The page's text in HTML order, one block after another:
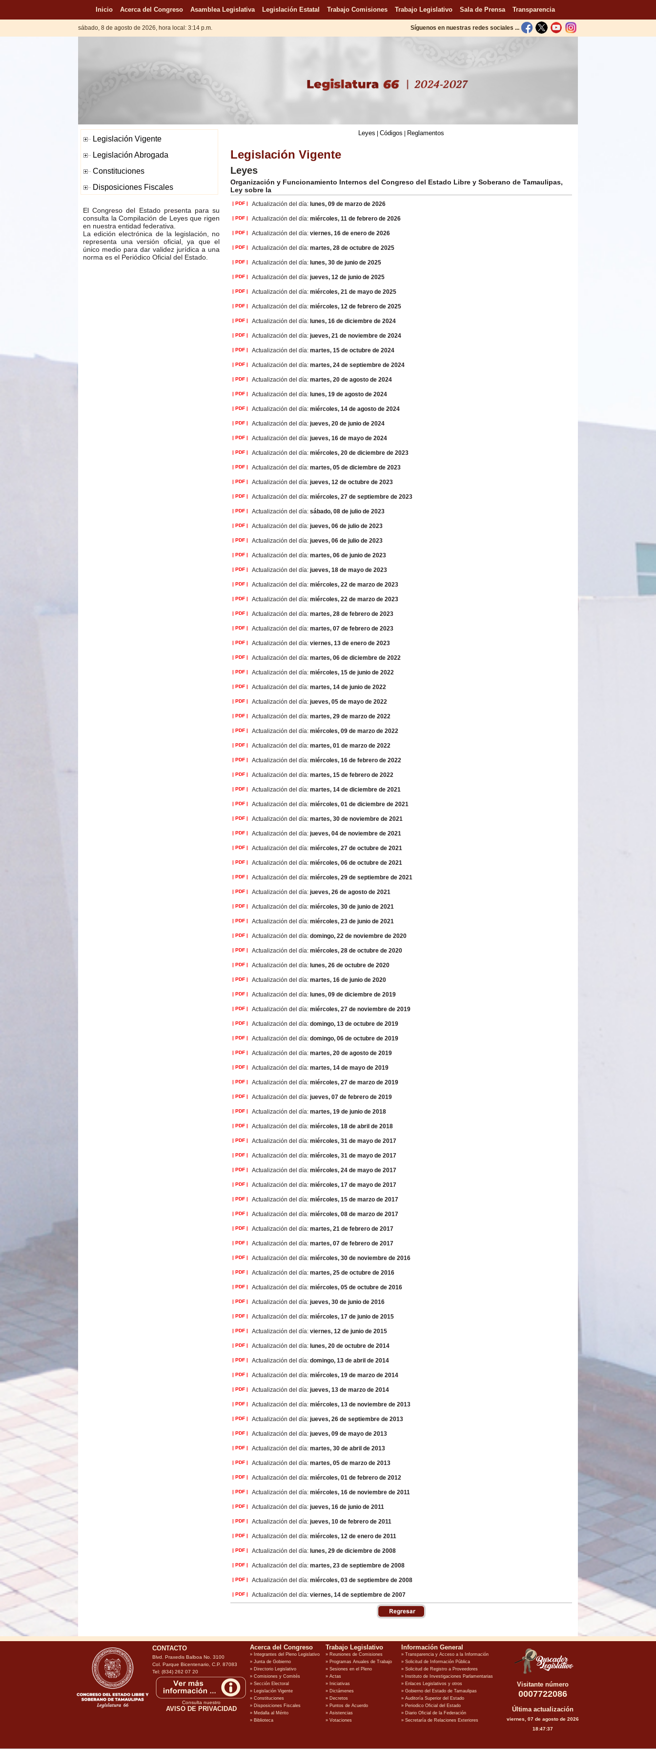
Inicio Acerca del Congreso Asamblea Legislativa Legislación Estatal Trabajo Comisiones Trabajo Legislativo Sala de Prensa Transparencia
sábado, 8 de agosto de 2026, hora local: 3:14 p.m. Síguenos en nuestras redes sociales ...
El Congreso del Estado presenta para su
consulta la Compilación de Leyes que rigen
en nuestra entidad federativa.
La edición electrónica de la legislación, no
representa una versión oficial, ya que el
único medio para dar validez jurídica a una
norma es el Periódico Oficial del Estado.
Leyes Códigos Reglamentos
Legislación Vigente
Leyes
Organización y Funcionamiento Internos del Congreso del Estado Libre y Soberano de Tamaulipas,
Ley sobre la
| PDF | Actualización del día: lunes, 09 de marzo de 2026
| PDF | Actualización del día: miércoles, 11 de febrero de 2026
| PDF | Actualización del día: viernes, 16 de enero de 2026
| PDF | Actualización del día: martes, 28 de octubre de 2025
| PDF | Actualización del día: lunes, 30 de junio de 2025
| PDF | Actualización del día: jueves, 12 de junio de 2025
| PDF | Actualización del día: miércoles, 21 de mayo de 2025
| PDF | Actualización del día: miércoles, 12 de febrero de 2025
| PDF | Actualización del día: lunes, 16 de diciembre de 2024
| PDF | Actualización del día: jueves, 21 de noviembre de 2024
| PDF | Actualización del día: martes, 15 de octubre de 2024
| PDF | Actualización del día: martes, 24 de septiembre de 2024
| PDF | Actualización del día: martes, 20 de agosto de 2024
| PDF | Actualización del día: lunes, 19 de agosto de 2024
| PDF | Actualización del día: miércoles, 14 de agosto de 2024
| PDF | Actualización del día: jueves, 20 de junio de 2024
| PDF | Actualización del día: jueves, 16 de mayo de 2024
| PDF | Actualización del día: miércoles, 20 de diciembre de 2023
| PDF | Actualización del día: martes, 05 de diciembre de 2023
| PDF | Actualización del día: jueves, 12 de octubre de 2023
| PDF | Actualización del día: miércoles, 27 de septiembre de 2023
| PDF | Actualización del día: sábado, 08 de julio de 2023
| PDF | Actualización del día: jueves, 06 de julio de 2023
| PDF | Actualización del día: jueves, 06 de julio de 2023
| PDF | Actualización del día: martes, 06 de junio de 2023
| PDF | Actualización del día: jueves, 18 de mayo de 2023
| PDF | Actualización del día: miércoles, 22 de marzo de 2023
| PDF | Actualización del día: miércoles, 22 de marzo de 2023
| PDF | Actualización del día: martes, 28 de febrero de 2023
| PDF | Actualización del día: martes, 07 de febrero de 2023
| PDF | Actualización del día: viernes, 13 de enero de 2023
| PDF | Actualización del día: martes, 06 de diciembre de 2022
| PDF | Actualización del día: miércoles, 15 de junio de 2022
| PDF | Actualización del día: martes, 14 de junio de 2022
| PDF | Actualización del día: jueves, 05 de mayo de 2022
| PDF | Actualización del día: martes, 29 de marzo de 2022
| PDF | Actualización del día: miércoles, 09 de marzo de 2022
| PDF | Actualización del día: martes, 01 de marzo de 2022
| PDF | Actualización del día: miércoles, 16 de febrero de 2022
| PDF | Actualización del día: martes, 15 de febrero de 2022
| PDF | Actualización del día: martes, 14 de diciembre de 2021
| PDF | Actualización del día: miércoles, 01 de diciembre de 2021
| PDF | Actualización del día: martes, 30 de noviembre de 2021
| PDF | Actualización del día: jueves, 04 de noviembre de 2021
| PDF | Actualización del día: miércoles, 27 de octubre de 2021
| PDF | Actualización del día: miércoles, 06 de octubre de 2021
| PDF | Actualización del día: miércoles, 29 de septiembre de 2021
| PDF | Actualización del día: jueves, 26 de agosto de 2021
| PDF | Actualización del día: miércoles, 30 de junio de 2021
| PDF | Actualización del día: miércoles, 23 de junio de 2021
| PDF | Actualización del día: domingo, 22 de noviembre de 2020
| PDF | Actualización del día: miércoles, 28 de octubre de 2020
| PDF | Actualización del día: lunes, 26 de octubre de 2020
| PDF | Actualización del día: martes, 16 de junio de 2020
| PDF | Actualización del día: lunes, 09 de diciembre de 2019
| PDF | Actualización del día: miércoles, 27 de noviembre de 2019
| PDF | Actualización del día: domingo, 13 de octubre de 2019
| PDF | Actualización del día: domingo, 06 de octubre de 2019
| PDF | Actualización del día: martes, 20 de agosto de 2019
| PDF | Actualización del día: martes, 14 de mayo de 2019
| PDF | Actualización del día: miércoles, 27 de marzo de 2019
| PDF | Actualización del día: jueves, 07 de febrero de 2019
| PDF | Actualización del día: martes, 19 de junio de 2018
| PDF | Actualización del día: miércoles, 18 de abril de 2018
| PDF | Actualización del día: miércoles, 31 de mayo de 2017
| PDF | Actualización del día: miércoles, 31 de mayo de 2017
| PDF | Actualización del día: miércoles, 24 de mayo de 2017
| PDF | Actualización del día: miércoles, 17 de mayo de 2017
| PDF | Actualización del día: miércoles, 15 de marzo de 2017
| PDF | Actualización del día: miércoles, 08 de marzo de 2017
| PDF | Actualización del día: martes, 21 de febrero de 2017
| PDF | Actualización del día: martes, 07 de febrero de 2017
| PDF | Actualización del día: miércoles, 30 de noviembre de 2016
| PDF | Actualización del día: martes, 25 de octubre de 2016
| PDF | Actualización del día: miércoles, 05 de octubre de 2016
| PDF | Actualización del día: jueves, 30 de junio de 2016
| PDF | Actualización del día: miércoles, 17 de junio de 2015
| PDF | Actualización del día: viernes, 12 de junio de 2015
| PDF | Actualización del día: lunes, 20 de octubre de 2014
| PDF | Actualización del día: domingo, 13 de abril de 2014
| PDF | Actualización del día: miércoles, 19 de marzo de 2014
| PDF | Actualización del día: jueves, 13 de marzo de 2014
| PDF | Actualización del día: miércoles, 13 de noviembre de 2013
| PDF | Actualización del día: jueves, 26 de septiembre de 2013
| PDF | Actualización del día: jueves, 09 de mayo de 2013
| PDF | Actualización del día: martes, 30 de abril de 2013
| PDF | Actualización del día: martes, 05 de marzo de 2013
| PDF | Actualización del día: miércoles, 01 de febrero de 2012
| PDF | Actualización del día: miércoles, 16 de noviembre de 2011
| PDF | Actualización del día: jueves, 16 de junio de 2011
| PDF | Actualización del día: jueves, 10 de febrero de 2011
| PDF | Actualización del día: miércoles, 12 de enero de 2011
| PDF | Actualización del día: lunes, 29 de diciembre de 2008
| PDF | Actualización del día: martes, 23 de septiembre de 2008
| PDF | Actualización del día: miércoles, 03 de septiembre de 2008
| PDF | Actualización del día: viernes, 14 de septiembre de 2007
CONTACTO
Blvd. Praxedis Balboa No. 3100
Col. Parque Bicentenario, C.P. 87083
Tel: (834) 262 07 20
Consulta nuestro
AVISO DE PRIVACIDAD